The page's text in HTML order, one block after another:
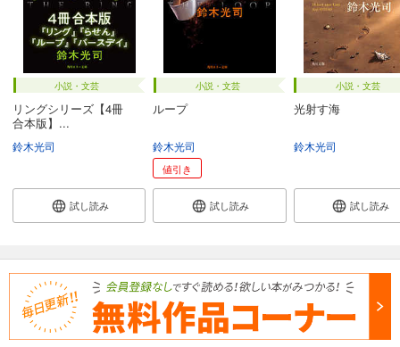
小説・文芸
リングシリーズ【4冊
合本版】...
鈴木光司
試し読み
小説・文芸
ループ
鈴木光司
値引き
試し読み
小説・文芸
光射す海
鈴木光司
試し読み